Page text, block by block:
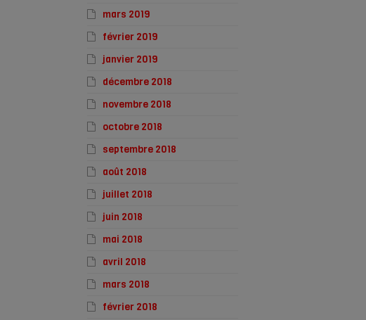
mars 2019
février 2019
janvier 2019
décembre 2018
novembre 2018
octobre 2018
septembre 2018
août 2018
juillet 2018
juin 2018
mai 2018
avril 2018
mars 2018
février 2018